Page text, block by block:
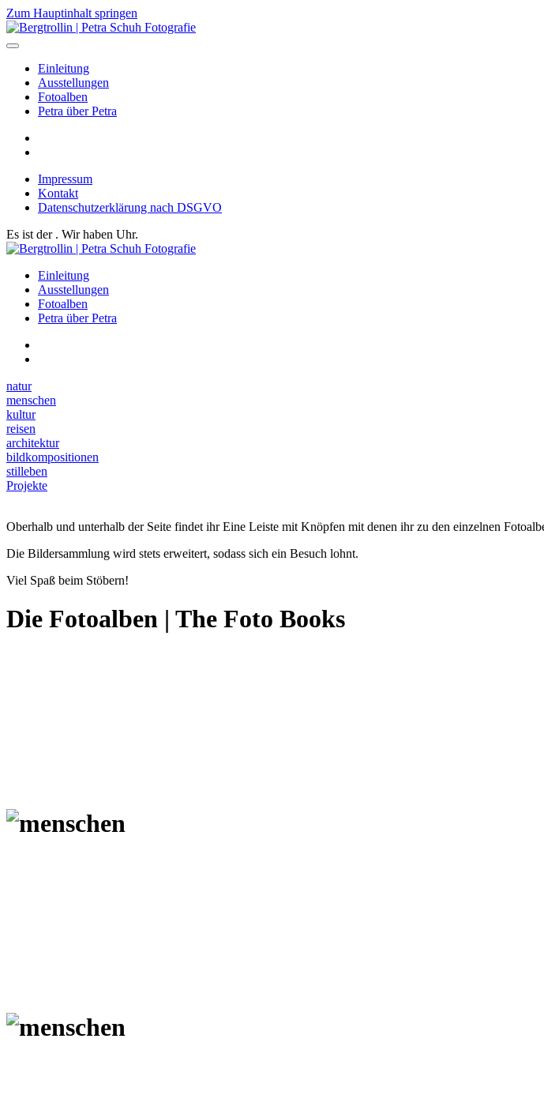
Zum Hauptinhalt springen
Einleitung
Ausstellungen
Fotoalben
Petra über Petra
Impressum
Kontakt
Datenschutzerklärung nach DSGVO
Es ist der . Wir haben Uhr.
Einleitung
Ausstellungen
Fotoalben
Petra über Petra
natur
menschen
kultur
reisen
architektur
bildkompositionen
stilleben
Projekte
Oberhalb und unterhalb der Seite findet ihr Eine Leiste mit Knöpfen mit denen ihr zu den einzelnen
Die Bildersammlung wird stets erweitert, sodass sich ein Besuch lohnt.
Viel Spaß beim Stöbern!
Die Fotoalben | The Foto Books